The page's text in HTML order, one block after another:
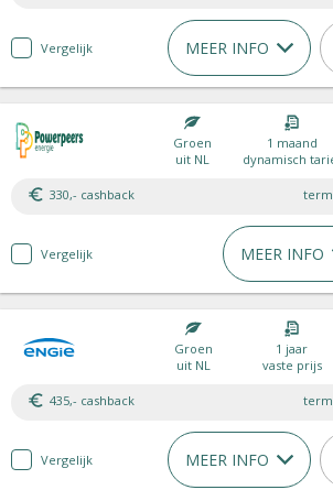
Vergelijk MEER INFO
Groen
uit NL
1 maand
dynamisch
330,- cashback
Vergelijk MEER INFO
Groen
uit NL
1 jaar
vaste prijs
435,- cashback
Vergelijk MEER INFO